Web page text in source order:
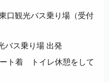
観光バス乗り場（受付
ス乗り場 出発
ト着 トイレ休憩をして